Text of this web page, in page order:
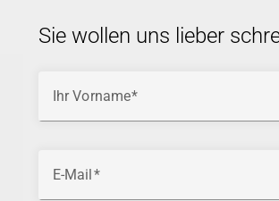
Sie wollen uns lieber
Ihr Vorname
E-Mail